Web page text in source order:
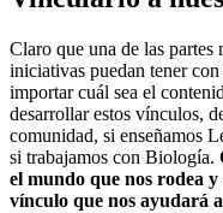
Claro que una de las partes
iniciativas puedan tener
importar cuál sea el
desarrollar estos vínculos,
comunidad, si enseñamos
si trabajamos con Biología.
el mundo que nos rodea
vínculo que nos ayudará